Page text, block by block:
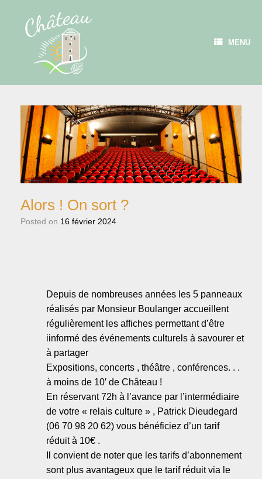
MENU
Alors ! On sort ?
Posted on 16 février 2024
Depuis de nombreuses années les 5 panneaux
réalisés par Monsieur Boulanger accueillent
régulièrement les affiches permettant d’être
iinformé des événements culturels à savourer et
à partager
Expositions, concerts , théâtre , conférences. . .
à moins de 10′ de Château !
En réservant 72h à l’avance par l’intermédiaire
de votre « relais culture » , Patrick Dieudegard
(06 70 98 20 62) vous bénéficiez d’un tarif
réduit à 10€ .
Il convient de noter que les tarifs d’abonnement
sont plus avantageux que le tarif réduit via le